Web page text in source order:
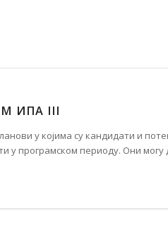
ИПА III
у којима су кандидати и
у програмском периоду. Они